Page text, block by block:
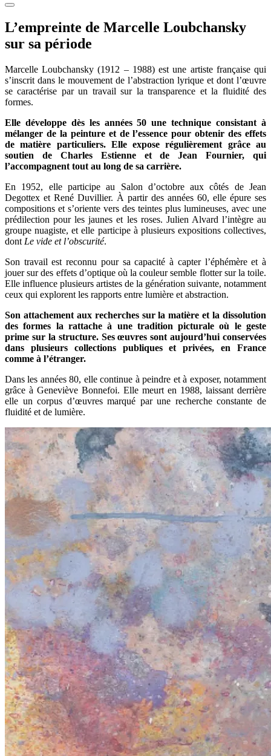
L’empreinte de Marcelle Loubchansky
sur sa période
Marcelle Loubchansky (1912 – 1988) est une artiste française qui
s’inscrit dans le mouvement de l’abstraction lyrique et dont l’œuvre
se caractérise par un travail sur la transparence et la fluidité des
formes.
Elle développe dès les années 50 une technique consistant à
mélanger de la peinture et de l’essence pour obtenir des effets
de matière particuliers. Elle expose régulièrement grâce au
soutien de Charles Estienne et de Jean Fournier, qui
l’accompagnent tout au long de sa carrière.
En 1952, elle participe au Salon d’octobre aux côtés de Jean
Degottex et René Duvillier. À partir des années 60, elle épure ses
compositions et s’oriente vers des teintes plus lumineuses, avec une
prédilection pour les jaunes et les roses. Julien Alvard l’intègre au
groupe nuagiste, et elle participe à plusieurs expositions collectives,
dont Le vide et l’obscurité.
Son travail est reconnu pour sa capacité à capter l’éphémère et à
jouer sur des effets d’optique où la couleur semble flotter sur la toile.
Elle influence plusieurs artistes de la génération suivante, notamment
ceux qui explorent les rapports entre lumière et abstraction.
Son attachement aux recherches sur la matière et la dissolution
des formes la rattache à une tradition picturale où le geste
prime sur la structure. Ses œuvres sont aujourd’hui conservées
dans plusieurs collections publiques et privées, en France
comme à l’étranger.
Dans les années 80, elle continue à peindre et à exposer, notamment
grâce à Geneviève Bonnefoi. Elle meurt en 1988, laissant derrière
elle un corpus d’œuvres marqué par une recherche constante de
fluidité et de lumière.